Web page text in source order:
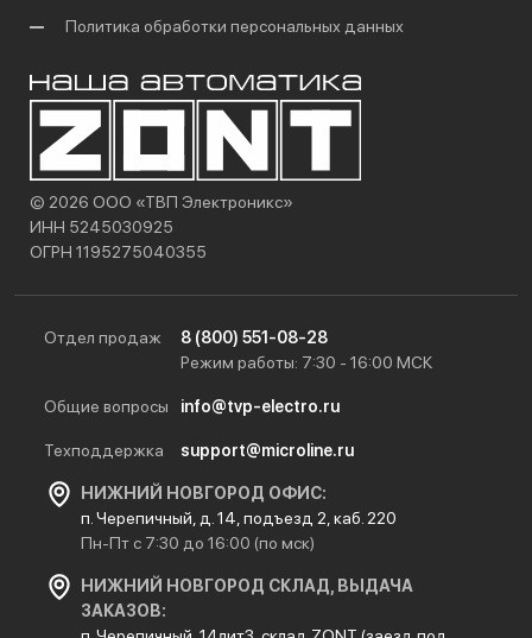
Политика обработки персональных данных
© 2026 ООО «ТВП Электроникс»
ИНН 5245030925
ОГРН 1195275040355
Отдел продаж
8 (800) 551-08-28
Режим работы: 7:30 - 16:00 МСК
Общие вопросы info@tvp-electro.ru
Техподдержка support@microline.ru
НИЖНИЙ НОВГОРОД ОФИС:
п. Черепичный, д. 14, подъезд 2, каб. 220
Пн-Пт с 7:30 до 16:00 (по мск)
НИЖНИЙ НОВГОРОД СКЛАД, ВЫДАЧА
ЗАКАЗОВ: